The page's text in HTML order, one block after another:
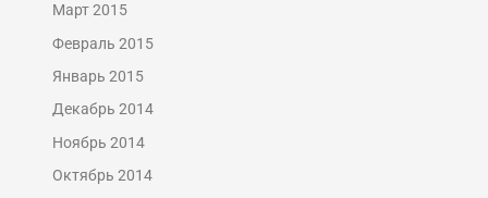
Март 2015
Февраль 2015
Январь 2015
Декабрь 2014
Ноябрь 2014
Октябрь 2014